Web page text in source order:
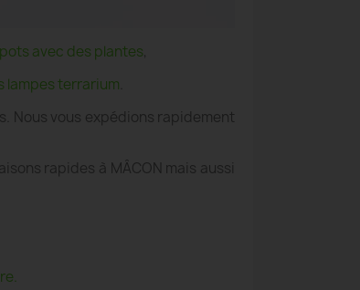
pots avec des plantes,
lampes terrarium
Nous vous expédions rapidement
rapides à MÂCON mais aussi